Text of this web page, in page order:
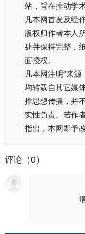
站，旨在推动学
凡本网首发及经
版权归作者本人
处并保持完整，
面授权。
凡本网注明“来源
均转载自其它媒
推思想传播，并
实性负责。若作
指出，本网即予改
评论（0）